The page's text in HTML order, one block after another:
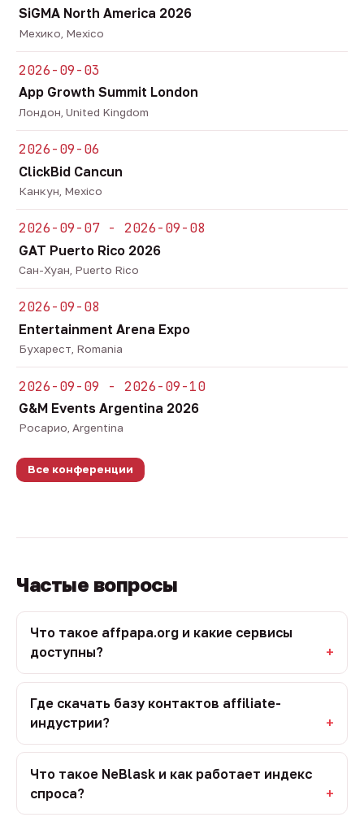
SiGMA North America 2026
Мехико, Mexico
2026-09-03
App Growth Summit London
Лондон, United Kingdom
2026-09-06
ClickBid Cancun
Канкун, Mexico
2026-09-07 - 2026-09-08
GAT Puerto Rico 2026
Сан-Хуан, Puerto Rico
2026-09-08
Entertainment Arena Expo
Бухарест, Romania
2026-09-09 - 2026-09-10
G&M Events Argentina 2026
Росарио, Argentina
Все конференции
Частые вопросы
Что такое affpapa.org и какие сервисы
доступны?
Где скачать базу контактов affiliate-
индустрии?
Что такое NeBlask и как работает индекс
спроса?